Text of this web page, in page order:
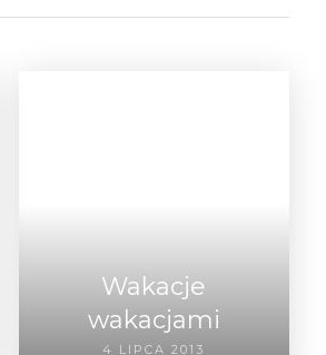
Wakacje
wakacjami
4 LIPCA 2013